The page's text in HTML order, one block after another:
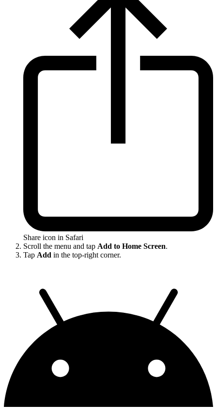
Share icon in Safari
Scroll the menu and tap Add to Home Screen.
Tap Add in the top-right corner.